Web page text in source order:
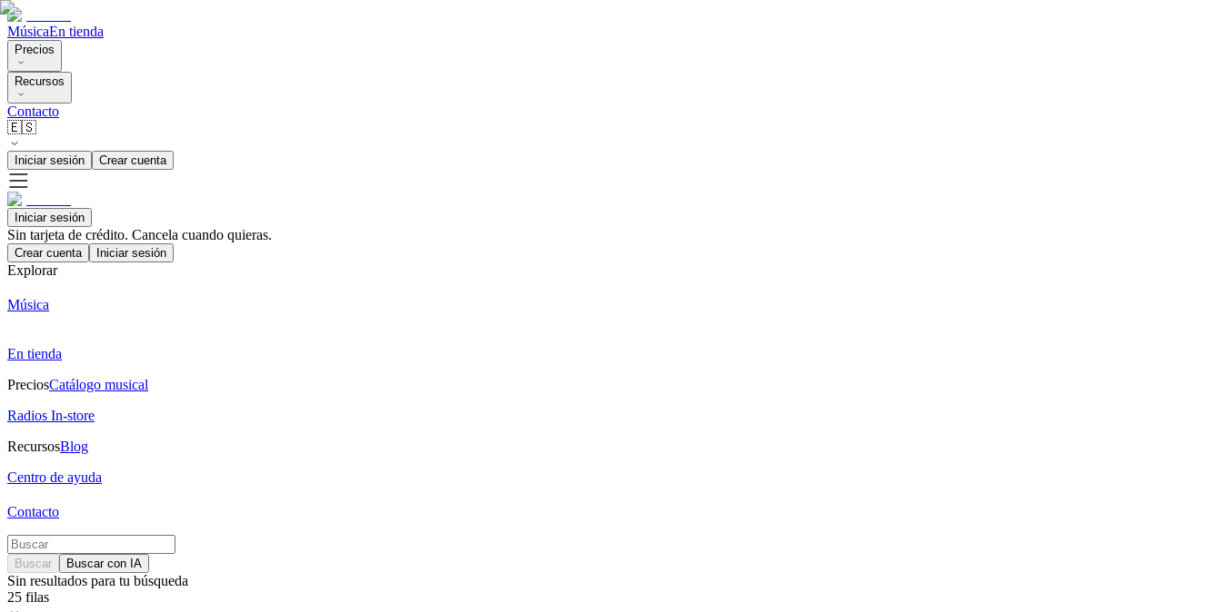
MúsicaEn tienda
Precios
Recursos
Contacto
🇪🇸
Iniciar sesión Crear cuenta
Iniciar sesión
Sin tarjeta de crédito. Cancela cuando quieras.
Crear cuenta Iniciar sesión
Explorar
Música
En tienda
PreciosCatálogo musical
Radios In-store
RecursosBlog
Centro de ayuda
Contacto
Buscar Buscar con IA
Sin resultados para tu búsqueda
25 filas